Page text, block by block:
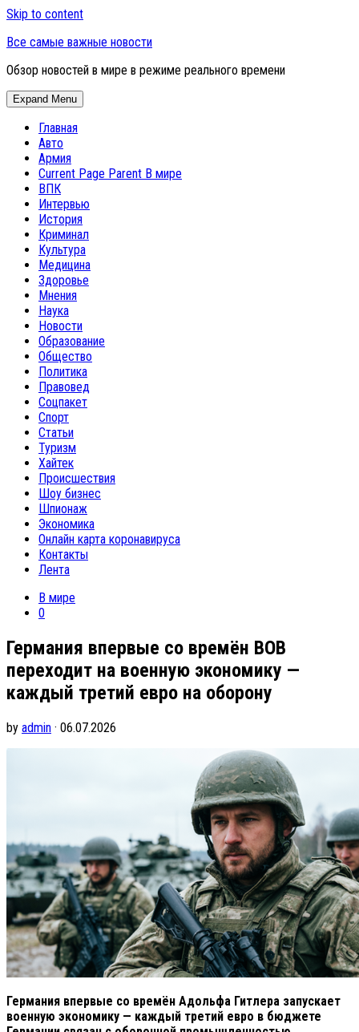
Skip to content
Все самые важные новости
Обзор новостей в мире в режиме реального времени
Expand Menu
Главная
Авто
Армия
Current Page Parent В мире
ВПК
Интервью
История
Криминал
Культура
Медицина
Здоровье
Мнения
Наука
Новости
Образование
Общество
Политика
Правовед
Соцпакет
Спорт
Статьи
Туризм
Хайтек
Происшествия
Шоу бизнес
Шпионаж
Экономика
Онлайн карта коронавируса
Контакты
Лента
В мире
0
Германия впервые со времён ВОВ
переходит на военную экономику —
каждый третий евро на оборону
by admin · 06.07.2026
Германия впервые со времён Адольфа Гитлера запускает
военную экономику — каждый третий евро в бюджете